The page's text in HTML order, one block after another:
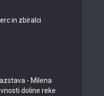
in zbiralci
- Milena
doline reke